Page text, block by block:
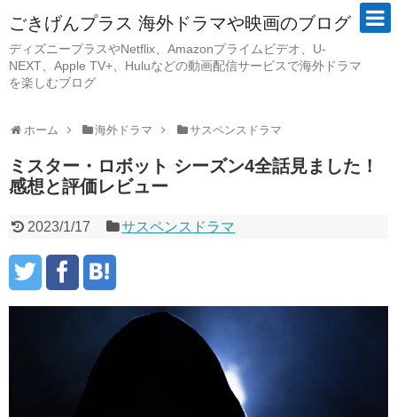
ごきげんプラス 海外ドラマや映画のブログ
ディズニープラスやNetflix、Amazonプライムビデオ、U-
NEXT、Apple TV+、Huluなどの動画配信サービスで海外ドラマ
を楽しむブログ
ホーム 海外ドラマ サスペンスドラマ
ミスター・ロボット シーズン4全話見ました！
感想と評価レビュー
2023/1/17 サスペンスドラマ